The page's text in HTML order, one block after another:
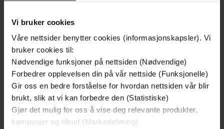
Vi bruker cookies
Våre nettsider benytter cookies (informasjonskapsler). Vi
bruker cookies til:
Nødvendige funksjoner på nettsiden (Nødvendige)
Forbedrer opplevelsen din på vår nettside (Funksjonelle)
Gir oss en bedre forståelse for hvordan nettsiden vår blir
brukt, slik at vi kan forbedre den (Statistiske)
Gjør det mulig for oss å vise deg relevante produkter,
kampanjer og tilbud (Markedsføring)